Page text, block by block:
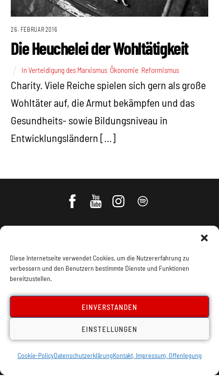
Diese Internetseite verwendet Cookies, um die Nutzererfahrung zu
verbessern und den Benutzern bestimmte Dienste und Funktionen
bereitzustellen.
EINVERSTANDEN
EINSTELLUNGEN
Cookie-PolicyDatenschutzerklärungKontakt, Impressum, Offenlegung
26. FEBRUAR 2016
Die Heuchelei der Wohltätigkeit
In Verteidigung des Marxismus Ökonomie Reformismus
Charity. Viele Reiche spielen sich gern als große
Wohltäter auf, die Armut bekämpfen und das
Gesundheits- sowie Bildungsniveau in
Entwicklungsländern […]
Impressum, Offenlegung Cookie Policy
Datenschutz Kontakt